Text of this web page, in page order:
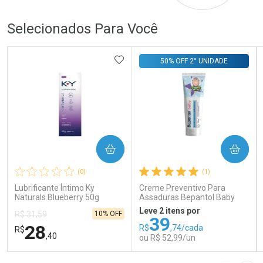
Selecionados Para Você
(0)
Lubrificante Íntimo Ky
Naturals Blueberry 50g
R$ 31,59
R$28,40
10% OFF
ADICIONAR AOS FAVORITOS
COMPRAR
(1)
Creme Preventivo Para
Assaduras Bepantol Baby
Toy Story Personagens
Sortidos 120g
50% OFF 2° UNIDADE
Leve 2 itens por
R$39,74/cada
ou R$ 52,99/un
COMPRAR